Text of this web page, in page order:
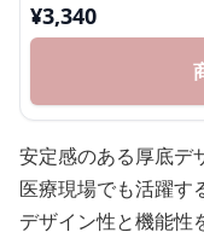
¥3,340
安定感のある厚底デ
医療現場でも活躍す
デザイン性と機能性